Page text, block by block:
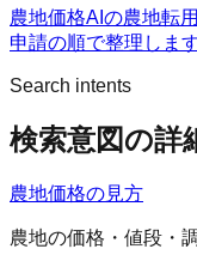
農地価格AIの農地転用
申請の順で整理します
Search intents
検索意図の詳
農地価格の見方
農地の価格・値段・